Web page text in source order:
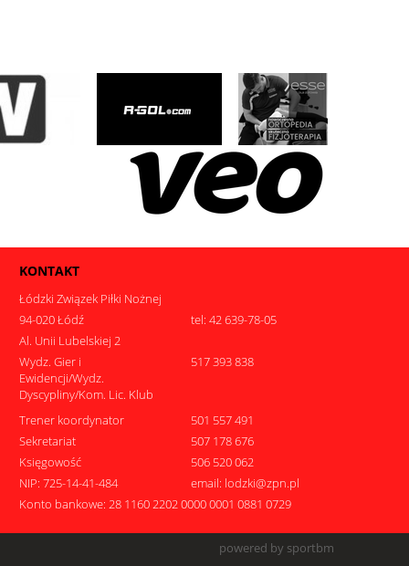
KONTAKT
Łódzki Związek Piłki Nożnej
94-020 Łódź
tel: 42 639-78-05
Al. Unii Lubelskiej 2
Wydz. Gier i
Ewidencji/Wydz.
Dyscypliny/Kom. Lic. Klub
517 393 838
Trener koordynator
501 557 491
Sekretariat
507 178 676
Księgowość
506 520 062
NIP: 725-14-41-484
email: lodzki@zpn.pl
Konto bankowe: 28 1160 2202 0000 0001 0881 0729
powered by sportbm